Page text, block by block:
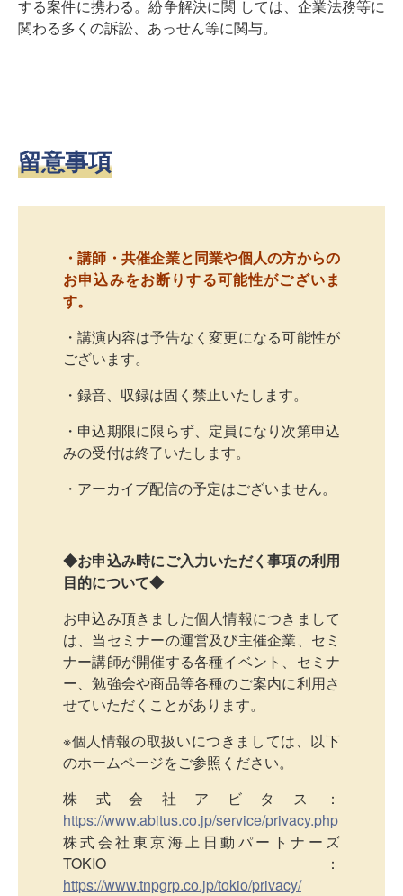
する案件に携わる。紛争解決に関 しては、企業法務等に
関わる多くの訴訟、あっせん等に関与。
留意事項
・講師・共催企業と同業や個人の方からの
お申込みをお断りする可能性がございま
す。
・講演内容は予告なく変更になる可能性が
ございます。
・録音、収録は固く禁止いたします。
・申込期限に限らず、定員になり次第申込
みの受付は終了いたします。
・アーカイブ配信の予定はございません。
◆お申込み時にご入力いただく事項の利用
目的について◆
お申込み頂きました個人情報につきまして
は、当セミナーの運営及び主催企業、セミ
ナー講師が開催する各種イベント、セミナ
ー、勉強会や商品等各種のご案内に利用さ
せていただくことがあります。
※個人情報の取扱いにつきましては、以下
のホームページをご参照ください。
株式会社アビタス：
https://www.abitus.co.jp/service/privacy.php
株式会社東京海上日動パートナーズ
TOKIO：
https://www.tnpgrp.co.jp/tokio/privacy/